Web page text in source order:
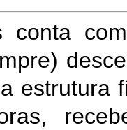
conta
estrutura